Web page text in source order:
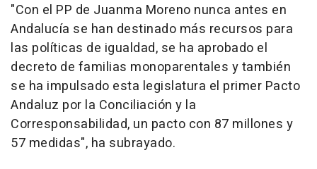
"Con el PP de Juanma Moreno nunca antes en
Andalucía se han destinado más recursos para
las políticas de igualdad, se ha aprobado el
decreto de familias monoparentales y también
se ha impulsado esta legislatura el primer Pacto
Andaluz por la Conciliación y la
Corresponsabilidad, un pacto con 87 millones y
57 medidas", ha subrayado.